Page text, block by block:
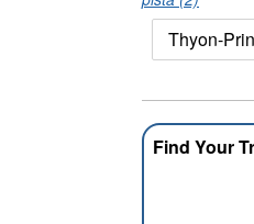
Thyon-
Find Your